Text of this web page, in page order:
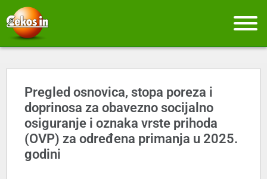
Pregled osnovica, stopa poreza i
doprinosa za obavezno socijalno
osiguranje i oznaka vrste prihoda
(OVP) za određena primanja u 2025.
godini